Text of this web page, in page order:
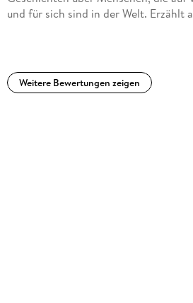
und für sich sind in der Welt. Erzählt
Weitere Bewertungen zeigen